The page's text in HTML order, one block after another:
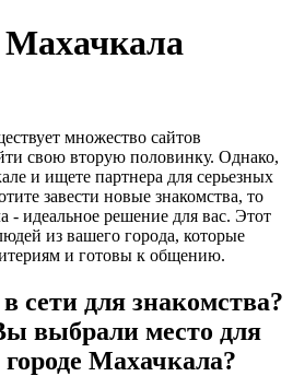
Махачкала
множество сайтов
свою вторую половинку. Однако,
и ищете партнера для серьезных
завести новые знакомства, то
- идеальное решение для вас. Этот
из вашего города, которые
и готовы к общению.
сети для знакомства?
выбрали место для
Махачкала?